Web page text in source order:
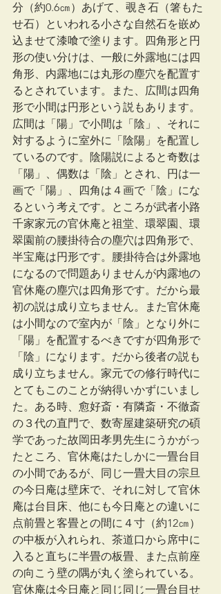
分（約0.6㎝）あげて、覗き石（箸もた
せ石）といわれる小さな自然石を嵌め
込ませて漆喰で塗ります。四角形と円
形の使い分けは、一般に外露地には四
角形、内露地には丸形の塵穴を配置す
るとされています。また、広間は四角
形で小間は円形という説もあります。
広間は「陽」で小間は「陰」、それに
対するように室外に「陰陽」を配置し
ているのです。陰陽説によると奇数は
「陽」、偶数は「陰」とされ、円は一
画で「陽」、四角は４画で「陰」にな
るという考えです。ところが武者小路
千家家元の官休庵と祖堂、環翠園、環
翠園前の腰掛待合の塵穴は四角形で、
半宝庵は円形です。腰掛待合は外露地
になるので問題ありませんが内露地の
官休庵の塵穴は四角形です。だから最
初の説は成り立ちません。また官休庵
は小間なので室内が「陰」となり外に
「陽」を配置するべきですが四角形で
「陰」になります。だから後者の説も
成り立ちません。家元での修行時代に
とてもこのことが納得いかずにいまし
た。ある時、愈好斎・有隣斎・不徹斎
の３代の直門で、数寄屋建築研究の碩
学であった故岡田孝男先生にうかがっ
たところ、官休庵はたしかに一畳台目
の小間であるが、同じ一畳大目の宗旦
の今日庵は壁床で、それに対して官休
庵は台目床、他にも今日庵との違いに
点前畳と客畳との間に４寸（約12㎝）
の中板が入れられ、茶道口から席中に
入ると直ちに半畳の板畳、また点前座
の向こう壁の隅が丸く塗られている。
官休庵は今日庵と同じ同じ一畳台目せ